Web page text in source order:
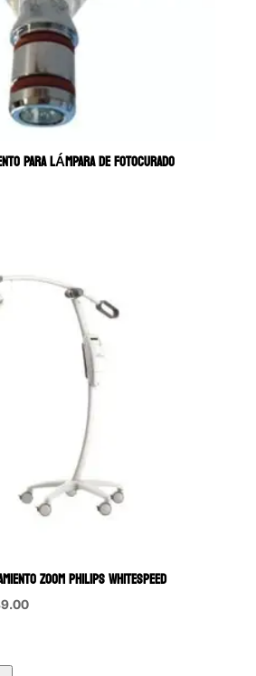
PARA LÁMPARA DE FOTOCURADO
ZOOM PHILIPS WHITESPEED
Current